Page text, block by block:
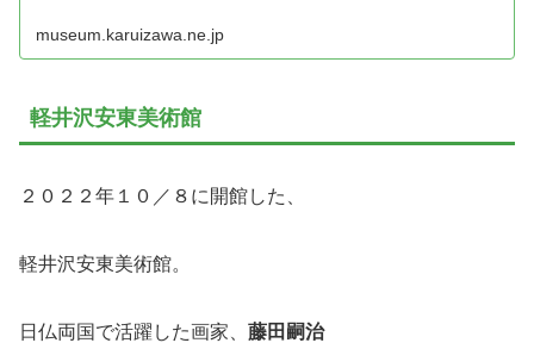
museum.karuizawa.ne.jp
軽井沢安東美術館
２０２２年１０／８に開館した、
軽井沢安東美術館。
日仏両国で活躍した画家、 藤田嗣治